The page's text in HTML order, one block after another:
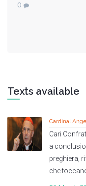
0
Texts available
Cardinal
Cari
a
preghiera,
che